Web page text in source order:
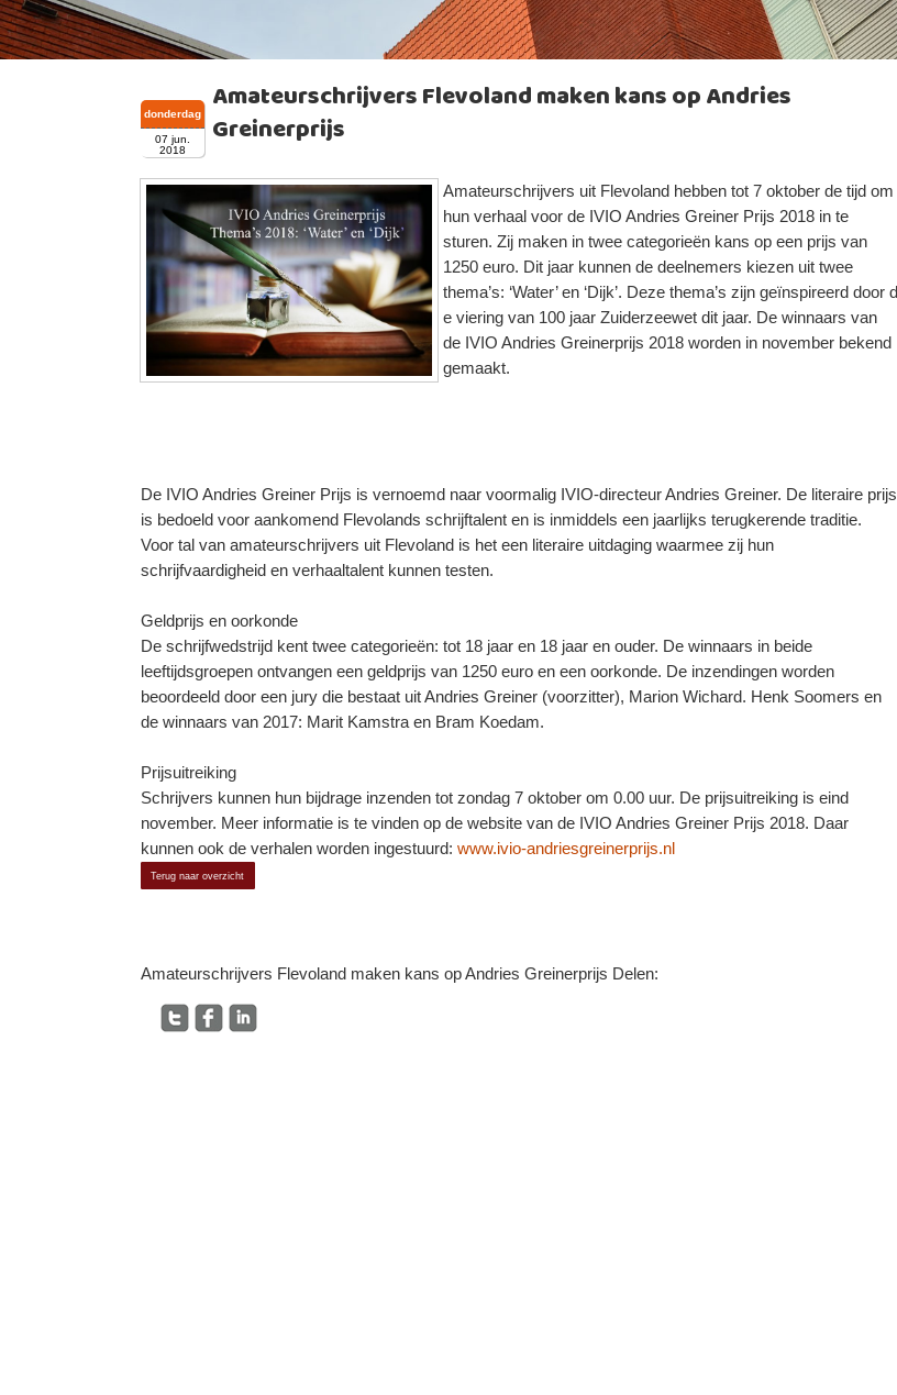
Amateurschrijvers Flevoland maken kans op Andries
Greinerprijs
donderdag
07 jun.
2018
Amateurschrijvers uit Flevoland hebben tot 7 oktober de tijd om
hun verhaal voor de IVIO Andries Greiner Prijs 2018 in te
sturen. Zij maken in twee categorieën kans op een prijs van
1250 euro. Dit jaar kunnen de deelnemers kiezen uit twee
thema’s: ‘Water’ en ‘Dijk’. Deze thema’s zijn geïnspireerd door d
e viering van 100 jaar Zuiderzeewet dit jaar. De winnaars van
de IVIO Andries Greinerprijs 2018 worden in november bekend
gemaakt.
De IVIO Andries Greiner Prijs is vernoemd naar voormalig IVIO-directeur Andries Greiner. De literaire prijs
is bedoeld voor aankomend Flevolands schrijftalent en is inmiddels een jaarlijks terugkerende traditie.
Voor tal van amateurschrijvers uit Flevoland is het een literaire uitdaging waarmee zij hun
schrijfvaardigheid en verhaaltalent kunnen testen.
Geldprijs en oorkonde
De schrijfwedstrijd kent twee categorieën: tot 18 jaar en 18 jaar en ouder. De winnaars in beide
leeftijdsgroepen ontvangen een geldprijs van 1250 euro en een oorkonde. De inzendingen worden
beoordeeld door een jury die bestaat uit Andries Greiner (voorzitter), Marion Wichard. Henk Soomers en
de winnaars van 2017: Marit Kamstra en Bram Koedam.
Prijsuitreiking
Schrijvers kunnen hun bijdrage inzenden tot zondag 7 oktober om 0.00 uur. De prijsuitreiking is eind
november. Meer informatie is te vinden op de website van de IVIO Andries Greiner Prijs 2018. Daar
kunnen ook de verhalen worden ingestuurd: www.ivio-andriesgreinerprijs.nl
Terug naar overzicht
Amateurschrijvers Flevoland maken kans op Andries Greinerprijs Delen: